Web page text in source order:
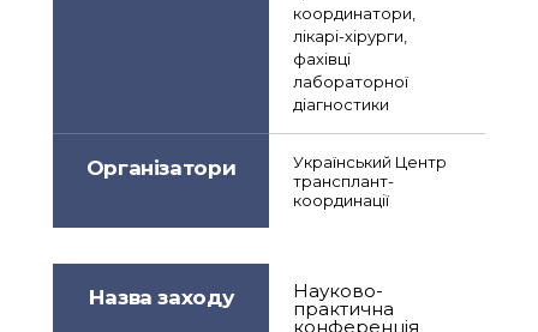
координатори,
лікарі-хірурги,
фахівці
лабораторної
діагностики
Організатори
Український Центр
трансплант-
координації
Назва заходу Науково-
практична